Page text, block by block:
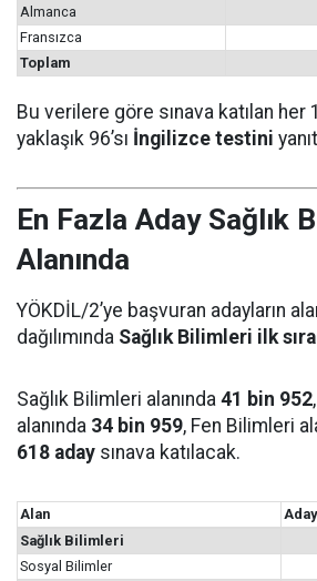
Almanca
Fransızca
Toplam
Bu verilere göre sınava katılan her
yaklaşık 96’sı İngilizce testini
En Fazla Aday Sağlık
Alanında
YÖKDİL/2’ye başvuran adayların
dağılımında Sağlık Bilimleri ilk
Sağlık Bilimleri alanında 41 bin 952
alanında 34 bin 959, Fen Bilimleri
618 aday sınava katılacak.
Alan
Aday
Sağlık Bilimleri
Sosyal Bilimler